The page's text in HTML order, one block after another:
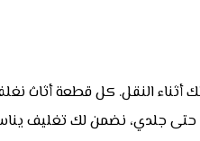
النقل. كل قطعة أثاث
حتى جلدي، نضمن لك تغليف